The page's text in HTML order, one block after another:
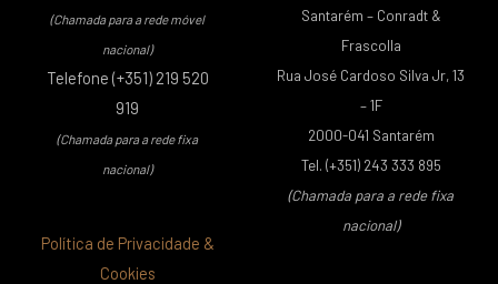
(Chamada para a rede móvel
nacional)
Telefone (+351) 219 520
919
(Chamada para a rede fixa
nacional)
Política de Privacidade &
Cookies
Santarém – Conradt &
Frascolla
Rua José Cardoso Silva Jr, 13
– 1F
2000-041 Santarém
Tel. (+351) 243 333 895
(Chamada para a rede fixa
nacional)